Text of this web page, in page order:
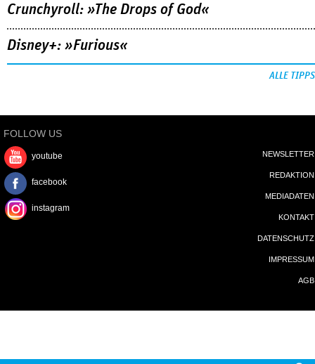
Crunchyroll: »The Drops of God«
Disney+: »Furious«
ALLE TIPPS
FOLLOW US
youtube
facebook
instagram
NEWSLETTER
REDAKTION
MEDIADATEN
KONTAKT
DATENSCHUTZ
IMPRESSUM
AGB